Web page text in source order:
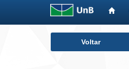
Voltar